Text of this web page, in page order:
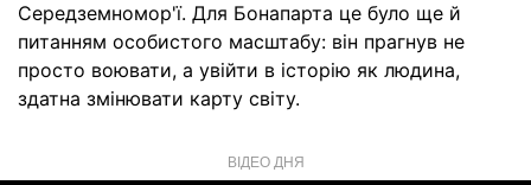
Середземномор'ї. Для Бонапарта це було ще й
питанням особистого масштабу: він прагнув не
просто воювати, а увійти в історію як людина,
здатна змінювати карту світу.
ВІДЕО ДНЯ